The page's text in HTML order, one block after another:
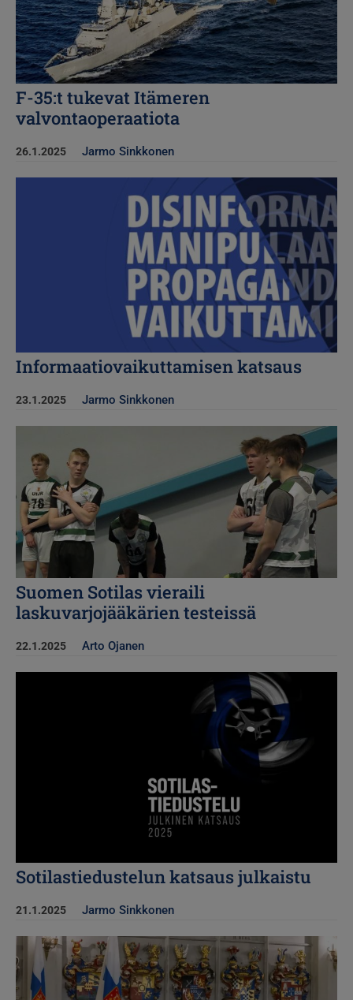
F-35:t tukevat Itämeren
valvontaoperaatiota
26.1.2025 Jarmo Sinkkonen
Informaatiovaikuttamisen katsaus
23.1.2025 Jarmo Sinkkonen
Suomen Sotilas vieraili
laskuvarjojääkärien testeissä
22.1.2025 Arto Ojanen
Sotilastiedustelun katsaus julkaistu
21.1.2025 Jarmo Sinkkonen
Kuva